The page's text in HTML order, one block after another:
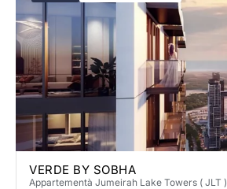
VERDE BY SOBHA
Appartementà Jumeirah Lake Towers​ ( JLT )